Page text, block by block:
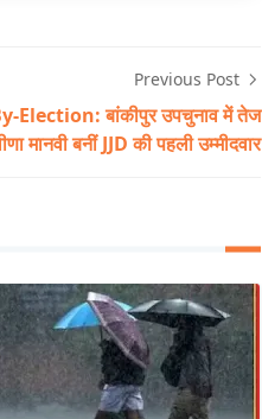
Previous Post
बांकीपुर उपचुनाव में तेज
मानवी बनीं JJD की पहली उम्मीदवार